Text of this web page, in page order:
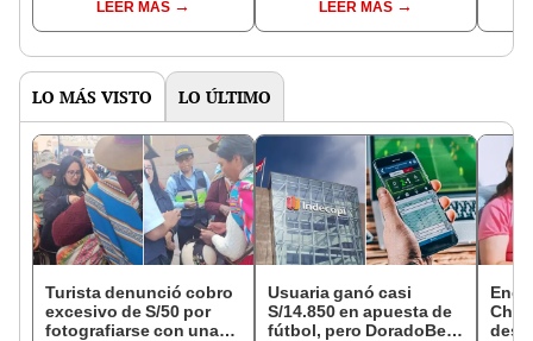
LEER MÁS
de mesa para este 4 de
octubre en el link oficial
LEER MÁS
LO MÁS VISTO LO ÚLTIMO
Turista denunció cobro
excesivo de S/50 por
fotografiarse con una
Usuaria ganó casi
S/14.850 en apuesta de
fútbol, pero DoradoBet